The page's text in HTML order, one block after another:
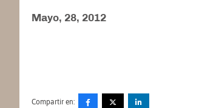
Mayo, 28, 2012
Compartir en: